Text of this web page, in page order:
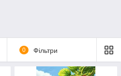
0 Фільтри